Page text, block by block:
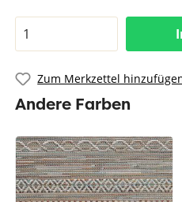
Zum Merkzettel
Andere Farben